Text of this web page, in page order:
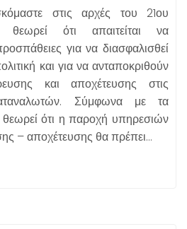
στις αρχές του 21ου
ότι απαιτείται να
για να διασφαλισθεί
και για να ανταποκριθούν
και αποχέτευσης στις
Σύμφωνα με τα
ότι η παροχή υπηρεσιών
– αποχέτευσης θα πρέπει…